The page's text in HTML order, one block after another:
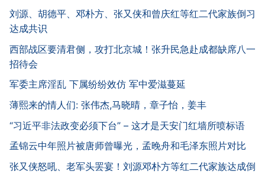
刘源、胡德平、邓朴方、张又侠和曾庆红等红二代家族倒习
达成共识
西部战区要清君侧，攻打北京城！张升民急赴成都缺席八一
招待会
军委主席淫乱 下属纷纷效仿 军中爱滋蔓延
薄熙来的情人们: 张伟杰,马晓晴，章子怡，姜丰
“习近平非法政变必须下台” – 这才是天安门红墙所喷标语
孟锦云中年照片被唐师曾曝光，孟晚舟和毛泽东照片对比
张又侠怒吼、老军头罢宴！刘源邓朴方等红二代家族达成倒